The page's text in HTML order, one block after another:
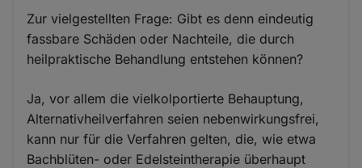
Zur vielgestellten Frage: Gibt es denn eindeutig
fassbare Schäden oder Nachteile, die durch
heilpraktische Behandlung entstehen können?
Ja, vor allem die vielkolportierte Behauptung,
Alternativheilverfahren seien nebenwirkungsfrei,
kann nur für die Verfahren gelten, die, wie etwa
Bachblüten- oder Edelsteintherapie überhaupt